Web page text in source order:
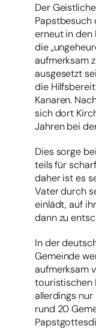
Der
erneut in den
die
aufmerksam
ausgesetzt
die
Kanaren.
sich dort
Jahren bei
Dies sorge
teils für
daher ist es
Vater durch
einlädt, auf
dann zu
In der
Gemeinde
aufmerksam
touristischen
allerdings
rund 20